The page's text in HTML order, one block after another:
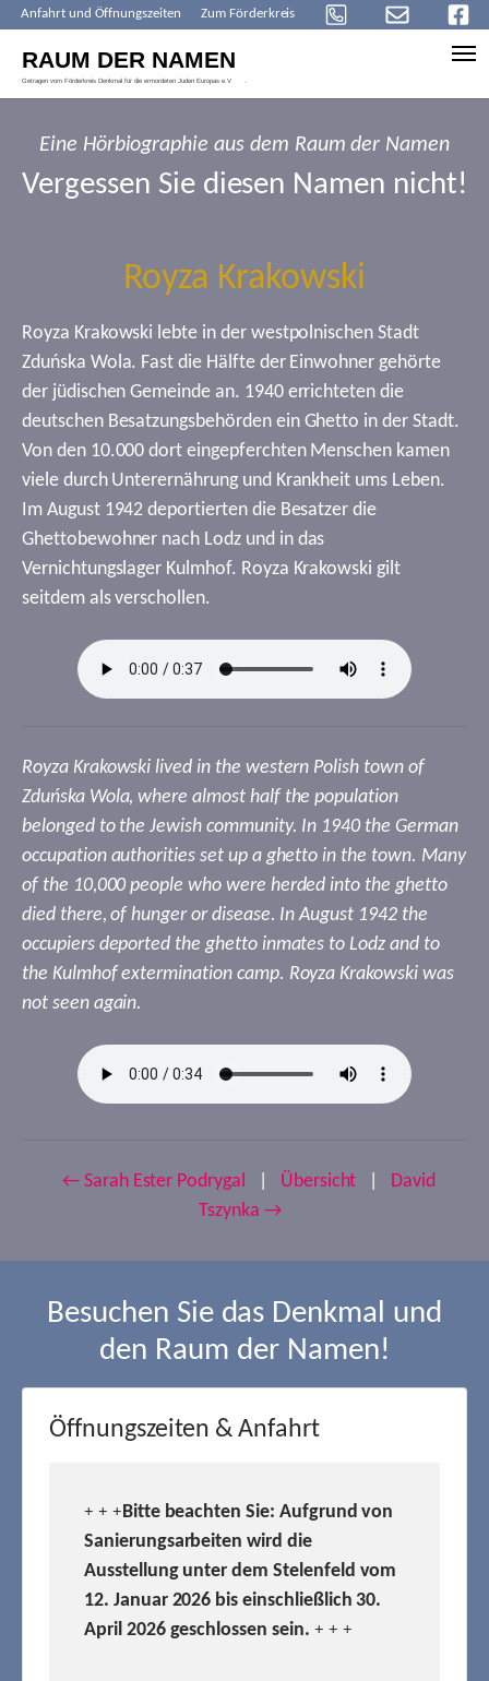
Anfahrt und Öffnungszeiten Zum Förderkreis
Eine Hörbiographie aus dem Raum der Namen
Vergessen Sie diesen Namen nicht!
Royza Krakowski
Royza Krakowski lebte in der westpolnischen Stadt
Zduńska Wola. Fast die Hälfte der Einwohner gehörte
der jüdischen Gemeinde an. 1940 errichteten die
deutschen Besatzungsbehörden ein Ghetto in der Stadt.
Von den 10.000 dort eingepferchten Menschen kamen
viele durch Unterernährung und Krankheit ums Leben.
Im August 1942 deportierten die Besatzer die
Ghettobewohner nach Lodz und in das
Vernichtungslager Kulmhof. Royza Krakowski gilt
seitdem als verschollen.
Royza Krakowski lived in the western Polish town of
Zduńska Wola, where almost half the population
belonged to the Jewish community. In 1940 the German
occupation authorities set up a ghetto in the town. Many
of the 10,000 people who were herded into the ghetto
died there, of hunger or disease. In August 1942 the
occupiers deported the ghetto inmates to Lodz and to
the Kulmhof extermination camp. Royza Krakowski was
not seen again.
← Sarah Ester Podrygal Übersicht
David
Tszynka →
Besuchen Sie das Denkmal und
den Raum der Namen!
Öffnungszeiten & Anfahrt
+ + +Bitte beachten Sie: Aufgrund von
Sanierungsarbeiten wird die
Ausstellung unter dem Stelenfeld vom
12. Januar 2026 bis einschließlich 30.
April 2026 geschlossen sein. + + +